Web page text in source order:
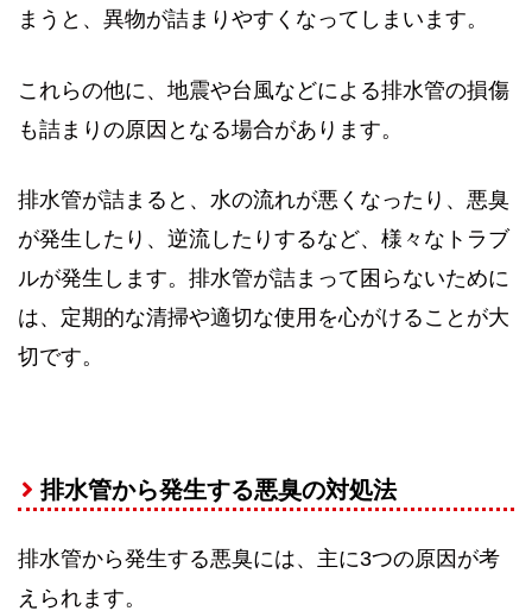
まうと、異物が詰まりやすくなってしまいます。
これらの他に、地震や台風などによる排水管の損傷
も詰まりの原因となる場合があります。
排水管が詰まると、水の流れが悪くなったり、悪臭
が発生したり、逆流したりするなど、様々なトラブ
ルが発生します。排水管が詰まって困らないために
は、定期的な清掃や適切な使用を心がけることが大
切です。
排水管から発生する悪臭の対処法
排水管から発生する悪臭には、主に3つの原因が考
えられます。